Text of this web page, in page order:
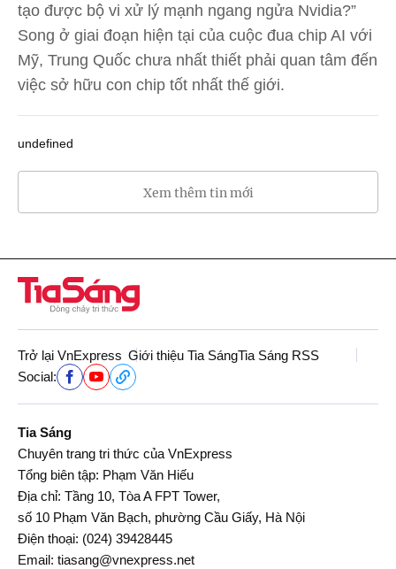
tạo được bộ vi xử lý mạnh ngang ngửa Nvidia?”
Song ở giai đoạn hiện tại của cuộc đua chip AI với
Mỹ, Trung Quốc chưa nhất thiết phải quan tâm đến
việc sở hữu con chip tốt nhất thế giới.
undefined
Xem thêm tin mới
Trở lại VnExpress Giới thiệu Tia SángTia Sáng RSS
Social:
Tia Sáng
Chuyên trang tri thức của VnExpress
Tổng biên tập: Phạm Văn Hiếu
Địa chỉ: Tầng 10, Tòa A FPT Tower,
số 10 Phạm Văn Bạch, phường Cầu Giấy, Hà Nội
Điện thoại: (024) 39428445
Email: tiasang@vnexpress.net